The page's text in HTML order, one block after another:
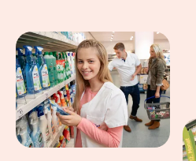
Eindrücke aus dem